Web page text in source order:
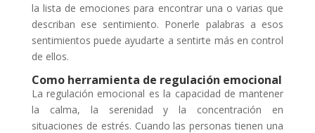
la lista de emociones para encontrar una o varias que
describan ese sentimiento. Ponerle palabras a esos
sentimientos puede ayudarte a sentirte más en control
de ellos.
Como herramienta de regulación emocional
La regulación emocional es la capacidad de mantener
la calma, la serenidad y la concentración en
situaciones de estrés. Cuando las personas tienen una